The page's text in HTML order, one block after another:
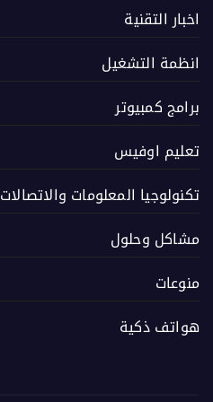
اخبار التقنية
انظمة التشغيل
برامج كمبيوتر
تعليم اوفيس
تكنولوجيا المعلومات والاتصالات
مشاكل وحلول
منوعات
هواتف ذكية